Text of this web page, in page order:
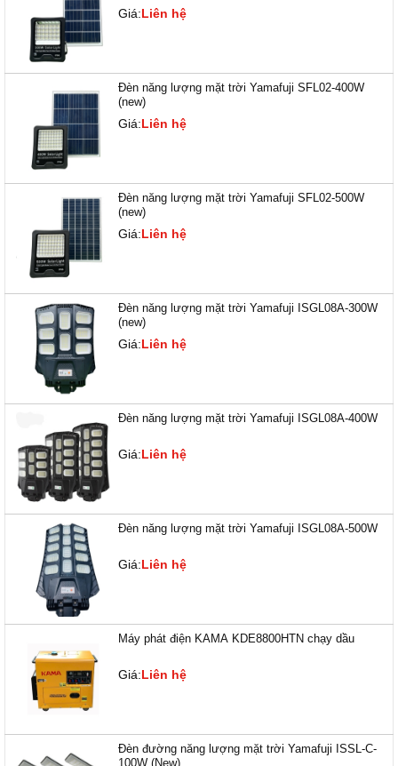
Giá:Liên hệ
Đèn năng lượng mặt trời Yamafuji SFL02-400W
(new)
Giá:Liên hệ
Đèn năng lượng mặt trời Yamafuji SFL02-500W
(new)
Giá:Liên hệ
Đèn năng lượng mặt trời Yamafuji ISGL08A-300W
(new)
Giá:Liên hệ
Đèn năng lượng mặt trời Yamafuji ISGL08A-400W
Giá:Liên hệ
Đèn năng lượng mặt trời Yamafuji ISGL08A-500W
Giá:Liên hệ
Máy phát điện KAMA KDE8800HTN chạy dầu
Giá:Liên hệ
Đèn đường năng lượng mặt trời Yamafuji ISSL-C-
100W (New)